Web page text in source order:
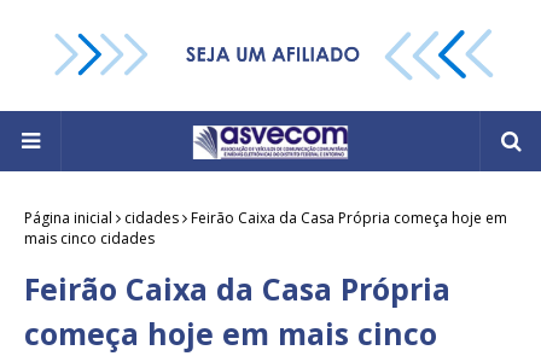
Página inicial cidades Feirão Caixa da Casa Própria começa hoje em
mais cinco cidades
Feirão Caixa da Casa Própria
começa hoje em mais cinco